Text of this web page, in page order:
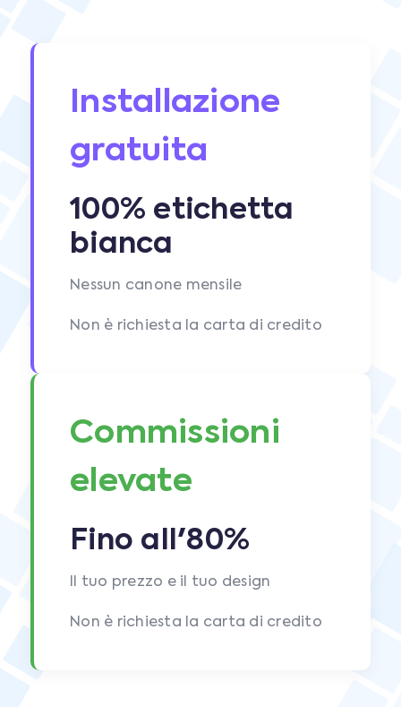
Installazione
gratuita
100% etichetta
bianca
Nessun canone mensile
Non è richiesta la carta di credito
Commissioni
elevate
Fino all'80%
Il tuo prezzo e il tuo design
Non è richiesta la carta di credito